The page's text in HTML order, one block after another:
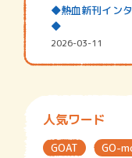
◆熱血新刊イン
◆
2026-03-11
人気ワード
GOAT GO-